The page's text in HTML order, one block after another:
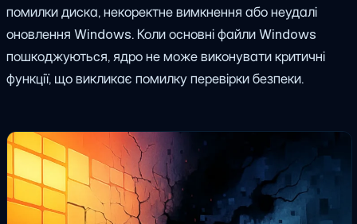
помилки диска, некоректне вимкнення або неудалі
оновлення Windows. Коли основні файли Windows
пошкоджуються, ядро не може виконувати критичні
функції, що викликає помилку перевірки безпеки.